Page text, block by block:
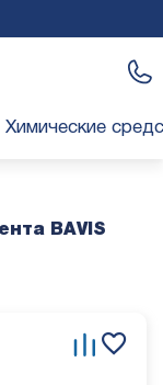
Химические
BAVIS